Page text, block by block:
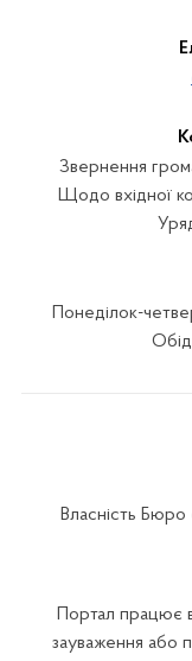
Звернення
Щодо вхідної
Понеділок-
Власність Бюро
Портал працює
зауваження або